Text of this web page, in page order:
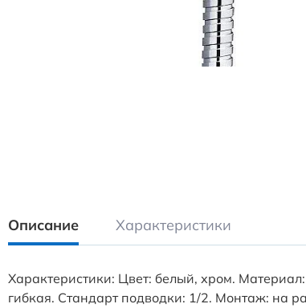
Описание Характеристики
Характеристики: Цвет: белый, хром.
гибкая. Стандарт подводки: 1/2. Монтаж: на